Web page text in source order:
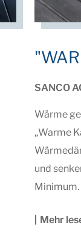
SANCO
Wärme
„Warme
und
Minimum.
Mehr